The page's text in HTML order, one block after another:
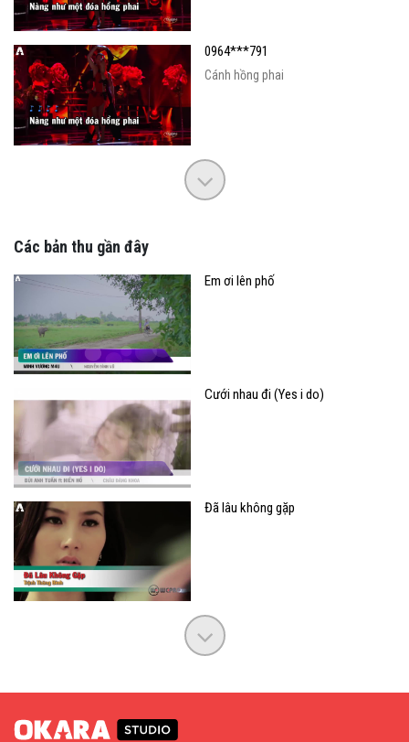
0964***791
Cánh hồng phai
Các bản thu gần đây
Em ơi lên phố
Cưới nhau đi (Yes i do)
Đã lâu không gặp